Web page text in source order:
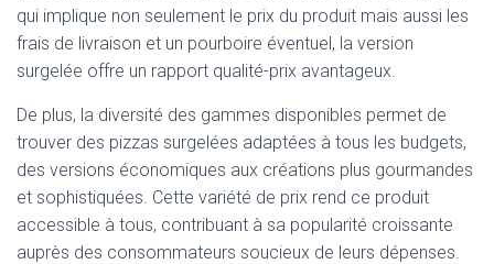
qui implique non seulement le prix du produit mais aussi les
frais de livraison et un pourboire éventuel, la version
surgelée offre un rapport qualité-prix avantageux.
De plus, la diversité des gammes disponibles permet de
trouver des pizzas surgelées adaptées à tous les budgets,
des versions économiques aux créations plus gourmandes
et sophistiquées. Cette variété de prix rend ce produit
accessible à tous, contribuant à sa popularité croissante
auprès des consommateurs soucieux de leurs dépenses.